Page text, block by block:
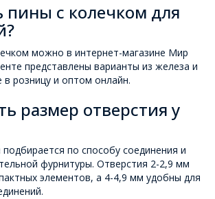
пины с колечком для
можно в интернет-магазине Мир
представлены варианты из железа и
в розницу и оптом онлайн.
размер отверстия у
по способу соединения и
фурнитуры. Отверстия 2-2,9 мм
элементов, а 4-4,9 мм удобны для